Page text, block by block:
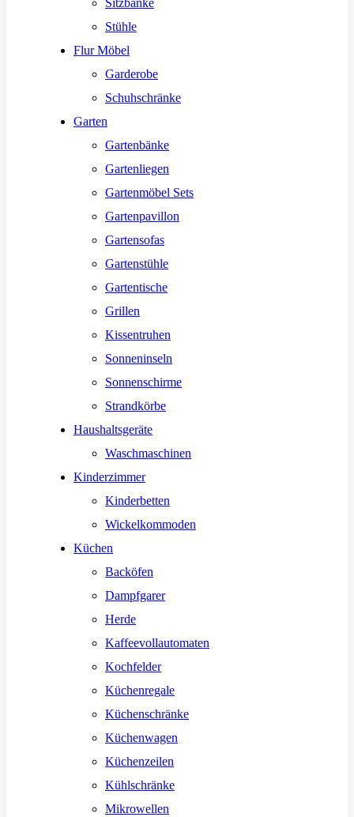
Sitzbänke
Stühle
Flur Möbel
Garderobe
Schuhschränke
Garten
Gartenbänke
Gartenliegen
Gartenmöbel Sets
Gartenpavillon
Gartensofas
Gartenstühle
Gartentische
Grillen
Kissentruhen
Sonneninseln
Sonnenschirme
Strandkörbe
Haushaltsgeräte
Waschmaschinen
Kinderzimmer
Kinderbetten
Wickelkommoden
Küchen
Backöfen
Dampfgarer
Herde
Kaffeevollautomaten
Kochfelder
Küchenregale
Küchenschränke
Küchenwagen
Küchenzeilen
Kühlschränke
Mikrowellen